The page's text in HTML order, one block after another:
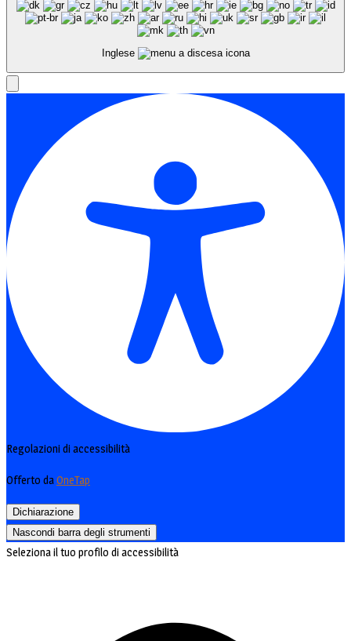
Inglese
Regolazioni di accessibilità
Offerto daOneTap
Dichiarazione
Nascondi barra degli strumenti
Seleziona il tuo profilo di accessibilità